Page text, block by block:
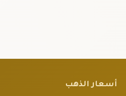
أسعار الذهب